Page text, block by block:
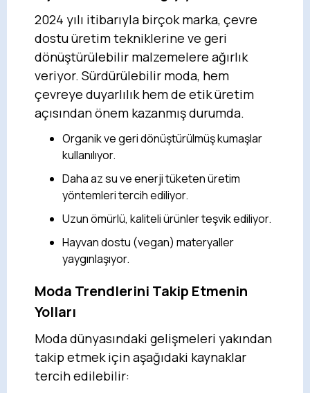
2024 yılı itibarıyla birçok marka, çevre
dostu üretim tekniklerine ve geri
dönüştürülebilir malzemelere ağırlık
veriyor. Sürdürülebilir moda, hem
çevreye duyarlılık hem de etik üretim
açısından önem kazanmış durumda.
Organik ve geri dönüştürülmüş kumaşlar
kullanılıyor.
Daha az su ve enerji tüketen üretim
yöntemleri tercih ediliyor.
Uzun ömürlü, kaliteli ürünler teşvik ediliyor.
Hayvan dostu (vegan) materyaller
yaygınlaşıyor.
Moda Trendlerini Takip Etmenin
Yolları
Moda dünyasındaki gelişmeleri yakından
takip etmek için aşağıdaki kaynaklar
tercih edilebilir: